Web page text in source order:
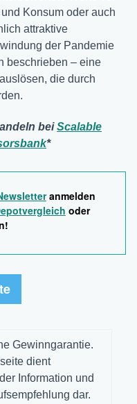
Konsum oder auch
attraktive
der Pandemie
beschrieben – eine
die durch
beiScalable
*
anmelden
oder
Gewinngarantie.
dient
Information und
dar.